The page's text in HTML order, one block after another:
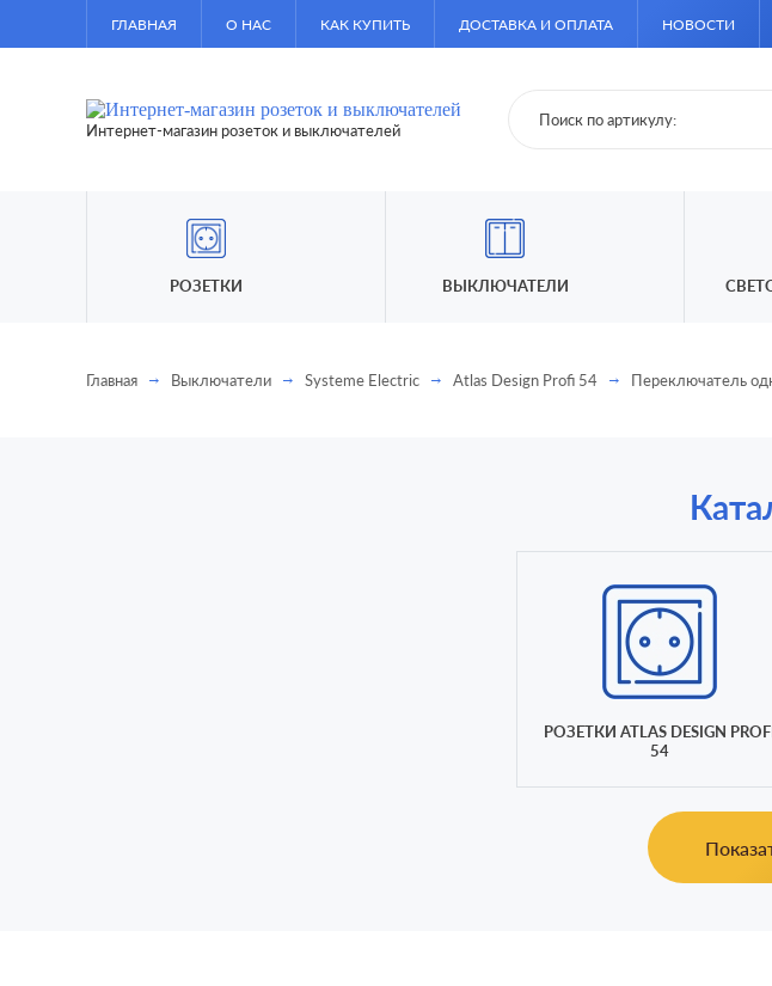
ГЛАВНАЯ О НАС КАК КУПИТЬ ДОСТАВКА И ОПЛАТА НОВОСТИ
Интернет-магазин розеток и выключателей
РОЗЕТКИ ВЫКЛЮЧАТЕЛИ
Главная Выключатели Systeme Electric Atlas Design Profi 54 Переключатель
РОЗЕТКИ ATLAS DESIGN
54